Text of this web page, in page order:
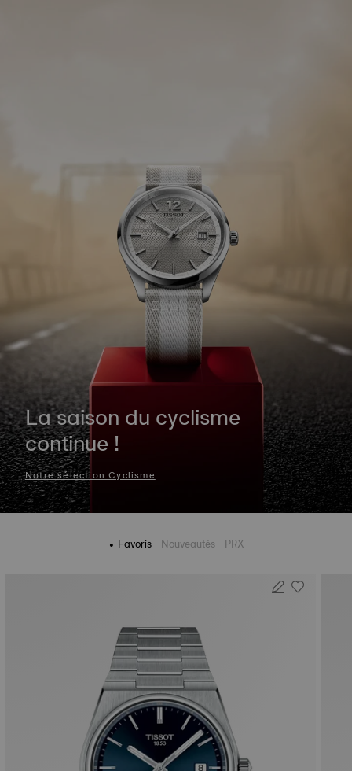
La saison du cyclisme
continue !
Notre sélection Cyclisme
Favoris Nouveautés PRX